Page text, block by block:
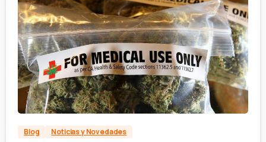
Blog Noticias y Novedades